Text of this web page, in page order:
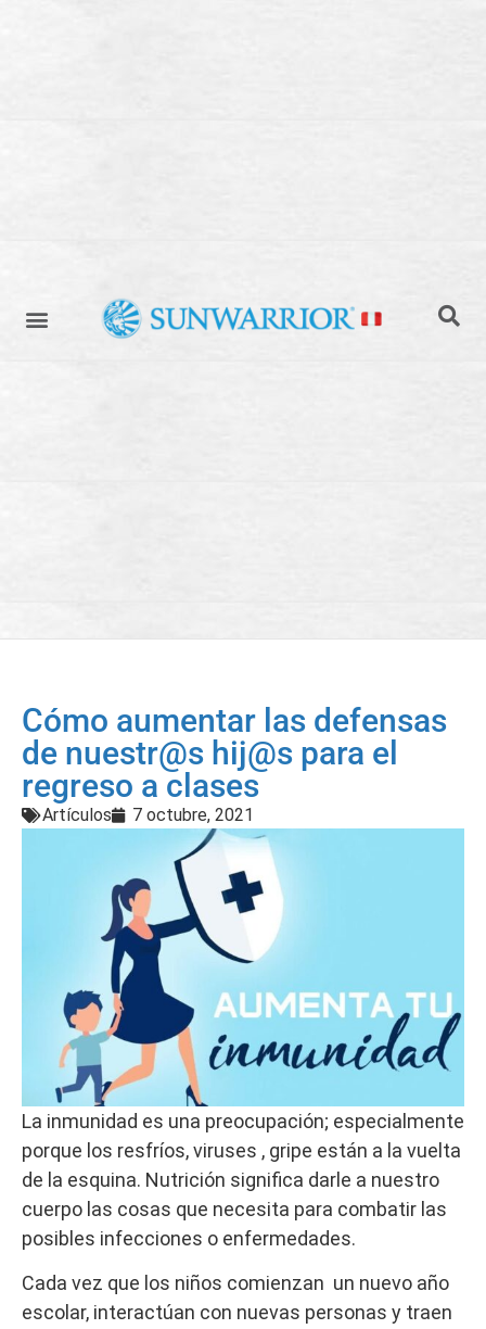
Cómo aumentar las defensas
de nuestr@s hij@s para el
regreso a clases
Artículos 7 octubre, 2021
La inmunidad es una preocupación; especialmente
porque los resfríos, viruses , gripe están a la vuelta
de la esquina. Nutrición significa darle a nuestro
cuerpo las cosas que necesita para combatir las
posibles infecciones o enfermedades.
Cada vez que los niños comienzan un nuevo año
escolar, interactúan con nuevas personas y traen